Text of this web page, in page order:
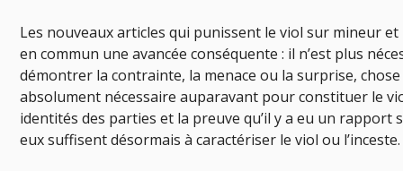
Les nouveaux articles qui punissent le viol sur mineur et
en commun une avancée conséquente : il n’est plus
démontrer la contrainte, la menace ou la surprise,
absolument nécessaire auparavant pour constituer le
identités des parties et la preuve qu’il y a eu un rapport
eux suffisent désormais à caractériser le viol ou l’inceste.